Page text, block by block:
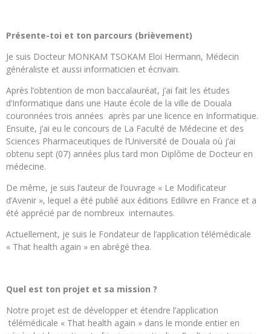
Présente-toi et ton parcours (brièvement)
Je suis Docteur MONKAM TSOKAM Eloi Hermann, Médecin
généraliste et aussi informaticien et écrivain.
Après l’obtention de mon baccalauréat, j’ai fait les études
d’Informatique dans une Haute école de la ville de Douala
couronnées trois années après par une licence en Informatique.
Ensuite, j’ai eu le concours de La Faculté de Médecine et des
Sciences Pharmaceutiques de l’Université de Douala où j’ai
obtenu sept (07) années plus tard mon Diplôme de Docteur en
médecine.
De même, je suis l’auteur de l’ouvrage « Le Modificateur
d’Avenir », lequel a été publié aux éditions Edilivre en France et a
été apprécié par de nombreux internautes.
Actuellement, je suis le Fondateur de l’application télémédicale
« That health again » en abrégé thea.
Quel est ton projet et sa mission ?
Notre projet est de développer et étendre l’application
télémédicale « That health again » dans le monde entier en